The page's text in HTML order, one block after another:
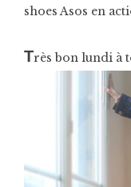
shoes Asos en
Très bon lundi à